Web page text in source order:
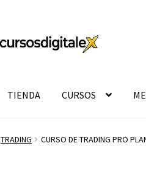
TIENDA CURSOS
TRADING CURSO DE TRADING PRO